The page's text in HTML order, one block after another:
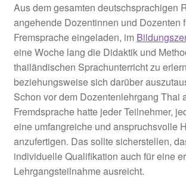
Aus dem gesamten deutschsprachigen
angehende Dozentinnen und Dozenten
Fremsprache eingeladen, im
eine Woche lang die Didaktik und
thailändischen Sprachunterricht zu
beziehungsweise sich darüber
Schon vor dem Dozentenlehrgang Thai
Fremdsprache hatte jeder Teilnehmer,
eine umfangreiche und anspruchsvolle
anzufertigen. Das sollte sicherstellen,
individuelle Qualifikation auch für eine
Lehrgangsteilnahme ausreicht.